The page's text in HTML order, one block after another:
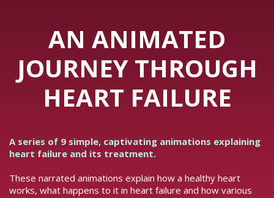
AN ANIMATED
JOURNEY THROUGH
HEART FAILURE
A series of 9 simple, captivating animations explaining
heart failure and its treatment.
These narrated animations explain how a healthy heart
works, what happens to it in heart failure and how various